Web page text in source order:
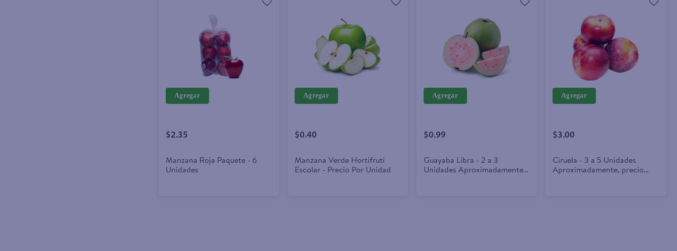
Agregar
$2.35
Manzana Roja Paquete - 6
Unidades
Agregar
$0.40
Manzana Verde Hortifruti
Escolar - Precio Por Unidad
Agregar
$0.99
Guayaba Libra - 2 a 3
Unidades Aproximadamente,
Agregar
$3.00
Ciruela - 3 a 5 Unidades
Aproximadamente, precio